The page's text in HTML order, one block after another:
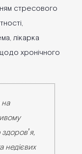
стресового
лікарка
хронічного
на
недієвих